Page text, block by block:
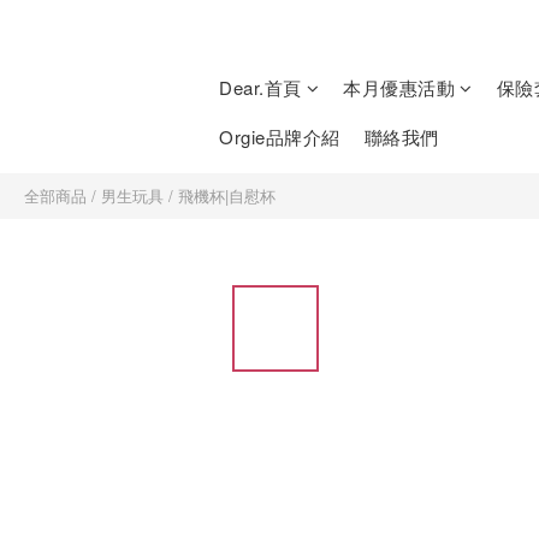
Dear.首頁 本月優惠活動
保險
Orgie品牌介紹
聯絡我們
全部商品 / 男生玩具 / 飛機杯|自慰杯